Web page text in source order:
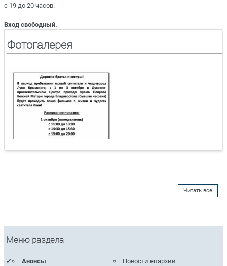
с 19 до 20 часов.
Вход свободный.
Фотогалерея
Читать все
Меню раздела
Анонсы
Новости епархии